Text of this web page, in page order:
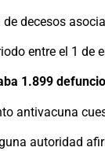
de decesos
entre el 1 de
1.899
antivacuna
autoridad